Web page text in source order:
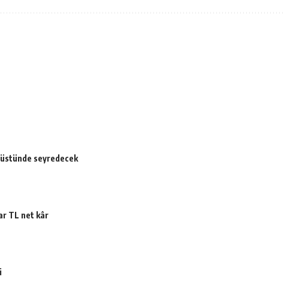
seyredecek
TL net kâr